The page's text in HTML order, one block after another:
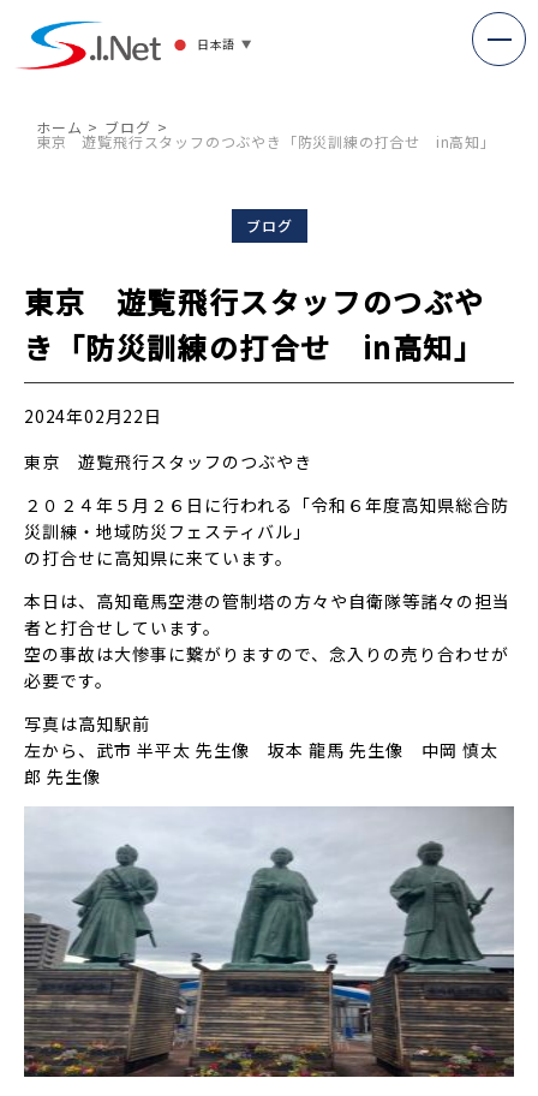
日本語 ▼
ホーム ブログ
東京 遊覧飛行スタッフのつぶやき「防災訓練の打合せ in高知」
ブログ
東京 遊覧飛行スタッフのつぶや
き「防災訓練の打合せ in高知」
2024年02月22日
東京 遊覧飛行スタッフのつぶやき
２０２４年５月２６日に行われる「令和６年度高知県総合防
災訓練・地域防災フェスティバル」
の打合せに高知県に来ています。
本日は、高知竜馬空港の管制塔の方々や自衛隊等諸々の担当
者と打合せしています。
空の事故は大惨事に繋がりますので、念入りの売り合わせが
必要です。
写真は高知駅前
左から、武市 半平太 先生像 坂本 龍馬 先生像 中岡 慎太
郎 先生像